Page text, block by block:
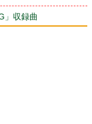
」収録曲